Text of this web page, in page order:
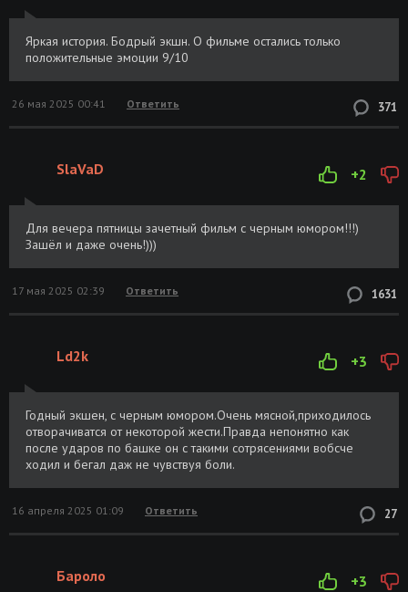
Яркая история. Бодрый экшн. О фильме остались только
положительные эмоции 9/10
371
26 мая 2025 00:41 Ответить
+2
SlaVaD
Для вечера пятницы зачетный фильм с черным юмором!!!)
Зашёл и даже очень!)))
1631
17 мая 2025 02:39 Ответить
+3
Ld2k
Годный экшен, с черным юмором.Очень мясной,приходилось
отворачиватся от некоторой жести.Правда непонятно как
после ударов по башке он с такими сотрясениями вобсче
ходил и бегал даж не чувствуя боли.
27
16 апреля 2025 01:09 Ответить
+3
Бароло